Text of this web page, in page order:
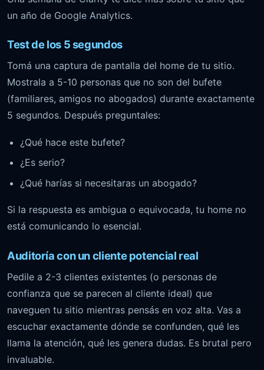
un año de Google Analytics.
Test de los 5 segundos
Tomá una captura de pantalla del home de tu sitio.
Mostrala a 5-10 personas que no son del bufete
(familiares, amigos no abogados) durante exactamente
5 segundos. Después preguntales:
¿Qué hace este bufete?
¿Es serio?
¿Qué harías si necesitaras un abogado?
Si la respuesta es ambigua o equivocada, tu home no
está comunicando lo esencial.
Auditoría con un cliente potencial real
Pedile a 2-3 clientes existentes (o personas de
confianza que se parecen al cliente ideal) que
naveguen tu sitio mientras pensás en voz alta. Vas a
escuchar exactamente dónde se confunden, qué les
llama la atención, qué les genera dudas. Es brutal pero
invaluable.